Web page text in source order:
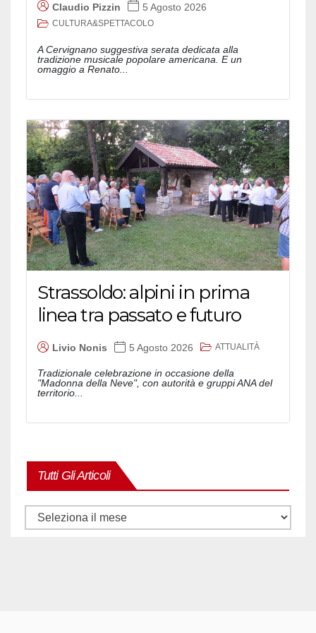
Claudio Pizzin 5 Agosto 2026
CULTURA&SPETTACOLO
A Cervignano suggestiva serata dedicata alla
tradizione musicale popolare americana. E un
omaggio a Renato...
Strassoldo: alpini in prima
linea tra passato e futuro
Livio Nonis 5 Agosto 2026 ATTUALITÀ
Tradizionale celebrazione in occasione della
"Madonna della Neve", con autorità e gruppi ANA del
territorio...
Tutti Gli Articoli
Tutti